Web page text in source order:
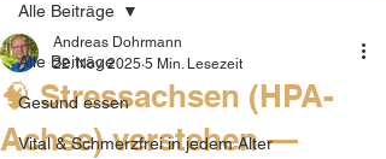
Alle Beiträge
Gesund essen
Vital & Schmerzfrei in jedem Alter
Alle Beiträge
🧠 Stressachsen (HPA-
Achse) verstehen —
Andreas Dohrmann
22. Nov. 2025 5 Min. Lesezeit